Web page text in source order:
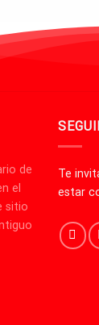
de
el
sitio
Te
estar